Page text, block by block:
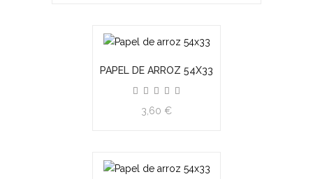
PAPEL DE ARROZ 54X33
3,60 €